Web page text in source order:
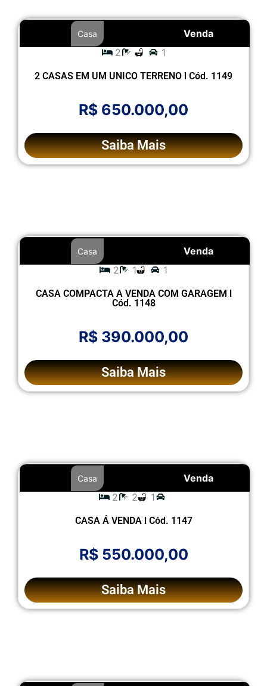
Venda
Casa
2 1
2 CASAS EM UM UNICO TERRENO l Cód. 1149
R$ 650.000,00
Saiba Mais
Venda
Casa
2 1 1
CASA COMPACTA A VENDA COM GARAGEM l
Cód. 1148
R$ 390.000,00
Saiba Mais
Venda
Casa
2 2 1
CASA Á VENDA l Cód. 1147
R$ 550.000,00
Saiba Mais